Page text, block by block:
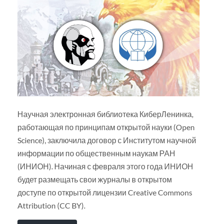
Научная электронная библиотека КиберЛенинка,
работающая по принципам открытой науки (Open
Science), заключила договор с Институтом научной
информации по общественным наукам РАН
(ИНИОН). Начиная с февраля этого года ИНИОН
будет размещать свои журналы в открытом
доступе по открытой лицензии Creative Commons
Attribution (CC BY).